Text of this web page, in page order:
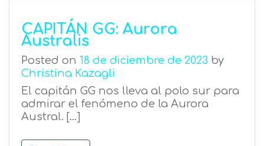
CAPITÁN GG: Aurora
Australis
Posted on 18 de diciembre de 2023 by
Christina Kazagli
El capitán GG nos lleva al polo sur para
admirar el fenómeno de la Aurora
Austral. […]